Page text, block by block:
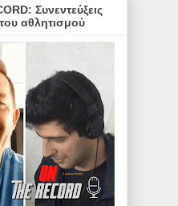
Συνεντεύξεις
αθλητισμού